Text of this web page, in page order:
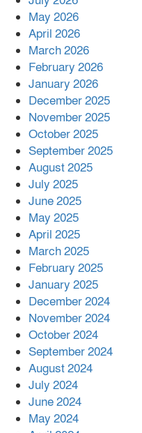
কাপ্তাই
মাহফুজ,
নির্বাচিত
দেয়ার
মোকাবিলায় সহায়তার আশ্বাস
এক
হবে
মাঝে
জেরী
May 2026
April 2026
March 2026
February 2026
January 2026
December 2025
November 2025
October 2025
September 2025
August 2025
July 2025
June 2025
May 2025
April 2025
March 2025
February 2025
January 2025
December 2024
November 2024
October 2024
September 2024
August 2024
July 2024
June 2024
May 2024